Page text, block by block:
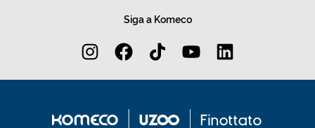
Siga a Komeco